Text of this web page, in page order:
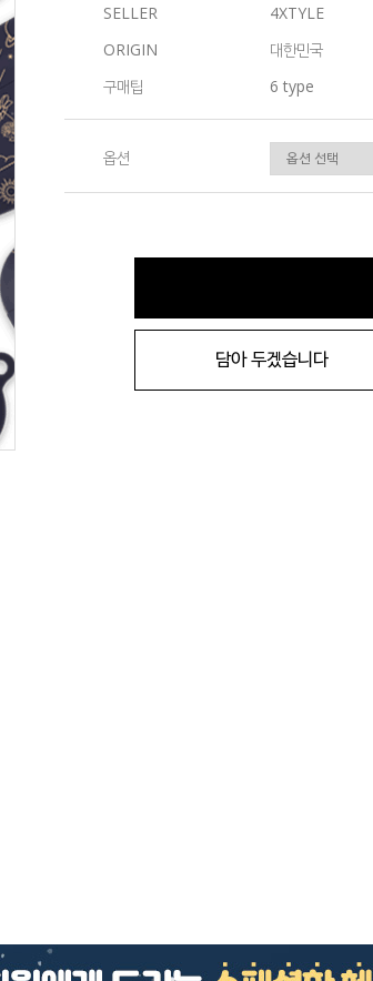
SELLER
4XTYLE
ORIGIN
대한민국
구매팁
6 type
옵션
담아 두겠습니다